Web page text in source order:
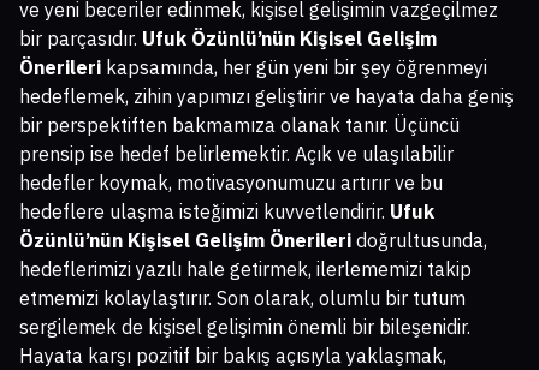
ve yeni beceriler edinmek, kişisel gelişimin vazgeçilmez
bir parçasıdır. Ufuk Özünlü’nün Kişisel Gelişim
Önerileri kapsamında, her gün yeni bir şey öğrenmeyi
hedeflemek, zihin yapımızı geliştirir ve hayata daha geniş
bir perspektiften bakmamıza olanak tanır. Üçüncü
prensip ise hedef belirlemektir. Açık ve ulaşılabilir
hedefler koymak, motivasyonumuzu artırır ve bu
hedeflere ulaşma isteğimizi kuvvetlendirir. Ufuk
Özünlü’nün Kişisel Gelişim Önerileri doğrultusunda,
hedeflerimizi yazılı hale getirmek, ilerlememizi takip
etmemizi kolaylaştırır. Son olarak, olumlu bir tutum
sergilemek de kişisel gelişimin önemli bir bileşenidir.
Hayata karşı pozitif bir bakış açısıyla yaklaşmak,